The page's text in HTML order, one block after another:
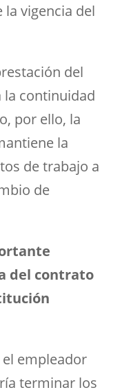
vigencia del
del
la continuidad
por ello, la
la
de trabajo a
de
del contrato
el empleador
terminar los